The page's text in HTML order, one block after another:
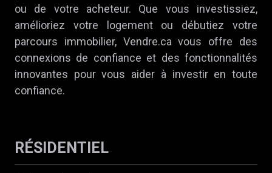
ou de votre acheteur. Que vous investissiez,
amélioriez votre logement ou débutiez votre
parcours immobilier, Vendre.ca vous offre des
connexions de confiance et des fonctionnalités
innovantes pour vous aider à investir en toute
confiance.
RÉSIDENTIEL